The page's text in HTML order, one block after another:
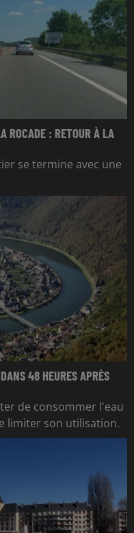
ROCADE : RETOUR À LA
se termine avec une
48 HEURES APRÈS
de consommer l'eau
limiter son utilisation.